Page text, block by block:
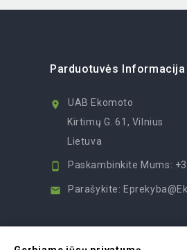
Parduotuvės Informacija

UAB Ekomoto
Kirtimų G. 61, Vilnius
Lietuva
 Paskambinkite Mums:
 Parašykite: